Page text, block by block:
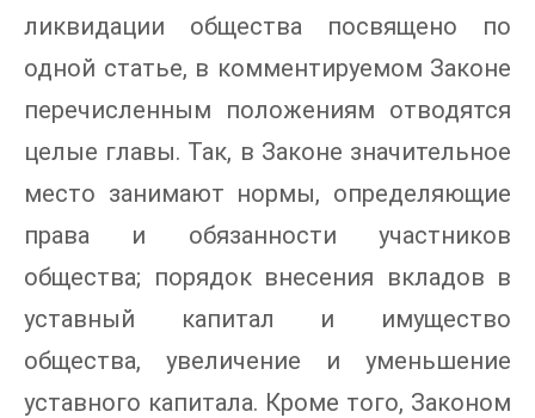
ликвидации общества посвящено по
одной статье, в комментируемом Законе
перечисленным положениям отводятся
целые главы. Так, в Законе значительное
место занимают нормы, определяющие
права и обязанности участников
общества; порядок внесения вкладов в
уставный капитал и имущество
общества, увеличение и уменьшение
уставного капитала. Кроме того, Законом